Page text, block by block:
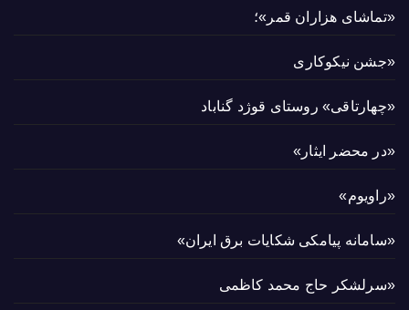
«تماشای هزاران قمر»؛
«جشن نیکوکاری
«چهارتاقی» روستای قوژد گناباد
«در محضر ایثار»
«راویوم»
«سامانه پیامکی شکایات برق ایران»
«سرلشکر حاج محمد کاظمی